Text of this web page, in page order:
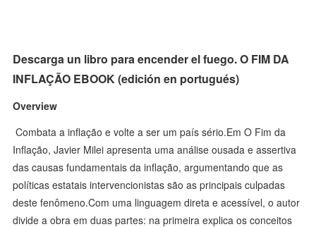
Descarga un libro para encender el fuego. O FIM DA
INFLAÇÃO EBOOK (edición en portugués)
Overview
Combata a inflação e volte a ser um país sério.Em O Fim da
Inflação, Javier Milei apresenta uma análise ousada e assertiva
das causas fundamentais da inflação, argumentando que as
políticas estatais intervencionistas são as principais culpadas
deste fenômeno.Com uma linguagem direta e acessível, o autor
divide a obra em duas partes: na primeira explica os conceitos